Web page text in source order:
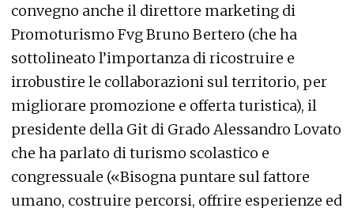
convegno anche il direttore marketing di
Promoturismo Fvg Bruno Bertero (che ha
sottolineato l’importanza di ricostruire e
irrobustire le collaborazioni sul territorio, per
migliorare promozione e offerta turistica), il
presidente della Git di Grado Alessandro Lovato
che ha parlato di turismo scolastico e
congressuale («Bisogna puntare sul fattore
umano, costruire percorsi, offrire esperienze ed